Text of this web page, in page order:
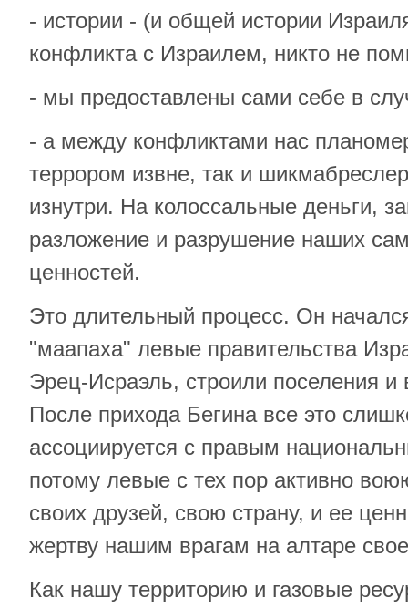
- истории - (и общей истории
конфликта с Израилем, никто не
- мы предоставлены сами себе в
- а между конфликтами нас
террором извне, так и
изнутри. На колоссальные деньги,
разложение и разрушение наших
ценностей.
Это длительный процесс. Он
"маапаха" левые правительства
Эрец-Исраэль, строили поселения и
После прихода Бегина все это
ассоциируется с правым
потому левые с тех пор активно
своих друзей, свою страну, и ее
жертву нашим врагам на алтаре
Как нашу территорию и газовые